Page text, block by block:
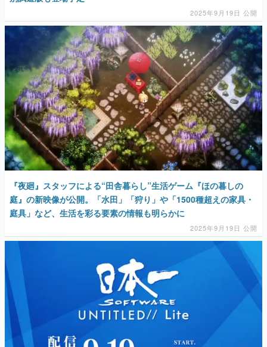
『夜廻』スタッフによる“田舎暮らし”生活ゲーム『ほの暮しの
庭』の新映像が公開。「水田」「狩り」や「1500種超えの家具・
庭具」など、生活を彩る要素の情報も明らかに
2025年9月19日 公開